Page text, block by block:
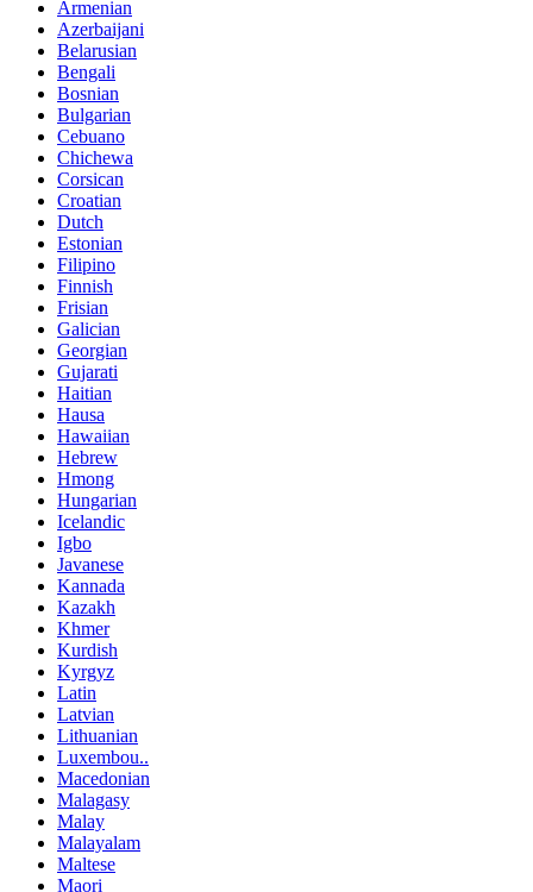
Armenian
Azerbaijani
Belarusian
Bengali
Bosnian
Bulgarian
Cebuano
Chichewa
Corsican
Croatian
Dutch
Estonian
Filipino
Finnish
Frisian
Galician
Georgian
Gujarati
Haitian
Hausa
Hawaiian
Hebrew
Hmong
Hungarian
Icelandic
Igbo
Javanese
Kannada
Kazakh
Khmer
Kurdish
Kyrgyz
Latin
Latvian
Lithuanian
Luxembou..
Macedonian
Malagasy
Malay
Malayalam
Maltese
Maori